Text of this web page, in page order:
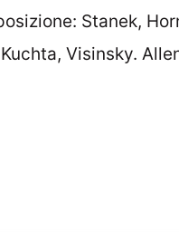
Stanek,
Visinsky.